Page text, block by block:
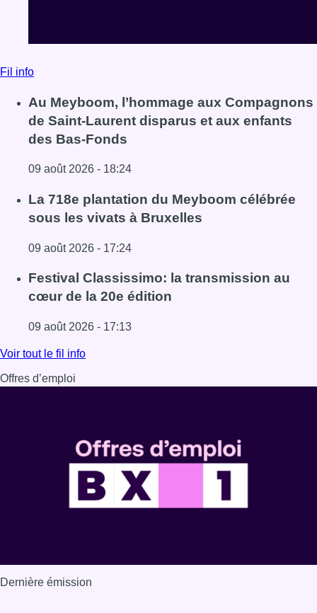
Fil info
Au Meyboom, l’hommage aux Compagnons
de Saint-Laurent disparus et aux enfants
des Bas-Fonds
09 août 2026 - 18:24
Lire l'article Au Meyboom, l’hommage aux
La 718e plantation du Meyboom célébrée
sous les vivats à Bruxelles
09 août 2026 - 17:24
Lire l'article La 718e plantation du Meyboom célébrée
Festival Classissimo: la transmission au
cœur de la 20e édition
09 août 2026 - 17:13
Lire l'article Festival Classissimo: la transmission au
Voir tout le fil info
Offres d’emploi
Dernière émission